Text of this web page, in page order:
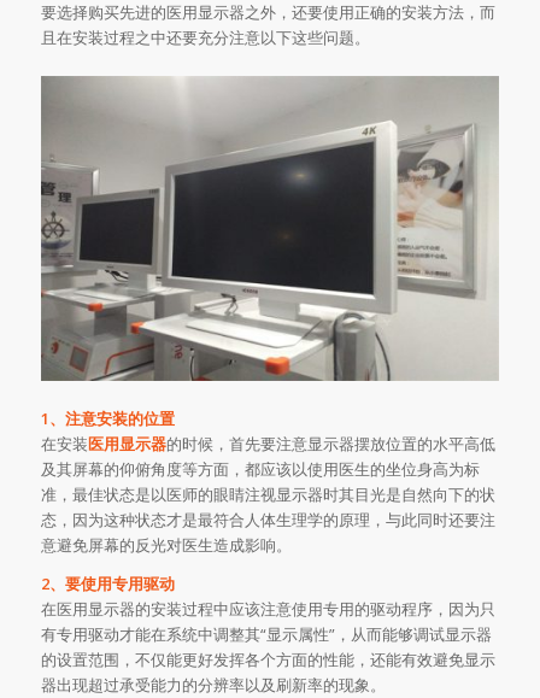
要选择购买先进的医用显示器之外，还要使用正确的安装方法，而
且在安装过程之中还要充分注意以下这些问题。
1、注意安装的位置
在安装医用显示器的时候，首先要注意显示器摆放位置的水平高低
及其屏幕的仰俯角度等方面，都应该以使用医生的坐位身高为标
准，最佳状态是以医师的眼睛注视显示器时其目光是自然向下的状
态，因为这种状态才是最符合人体生理学的原理，与此同时还要注
意避免屏幕的反光对医生造成影响。
2、要使用专用驱动
在医用显示器的安装过程中应该注意使用专用的驱动程序，因为只
有专用驱动才能在系统中调整其“显示属性”，从而能够调试显示器
的设置范围，不仅能更好发挥各个方面的性能，还能有效避免显示
器出现超过承受能力的分辨率以及刷新率的现象。